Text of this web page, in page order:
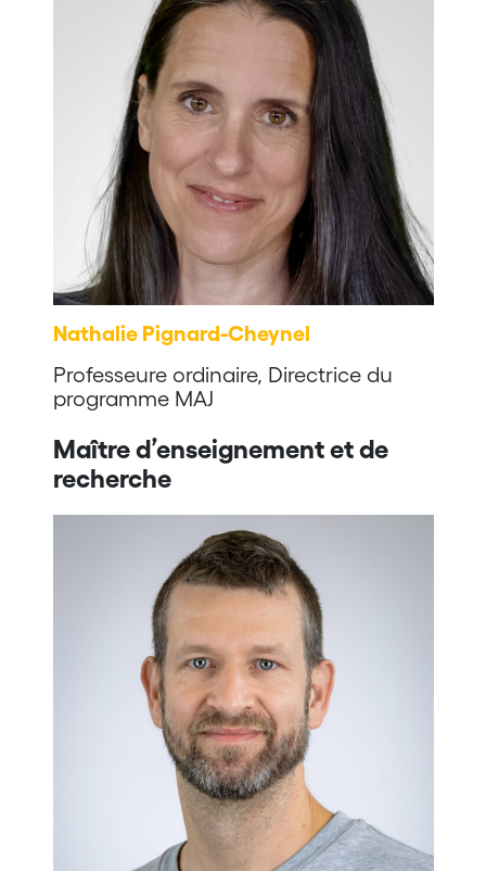
Nathalie Pignard-Cheynel
Professeure ordinaire, Directrice du
programme MAJ
Maître d’enseignement etde
recherche